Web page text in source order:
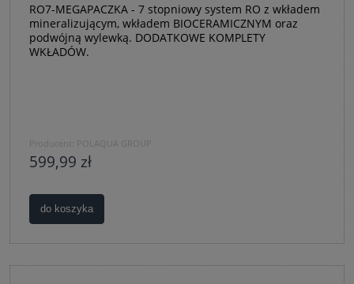
RO7-MEGAPACZKA - 7 stopniowy system RO z wkładem
mineralizującym, wkładem BIOCERAMICZNYM oraz
podwójną wylewką. DODATKOWE KOMPLETY
WKŁADÓW.
Producent: POLAQUA GROUP
599,99 zł
do koszyka